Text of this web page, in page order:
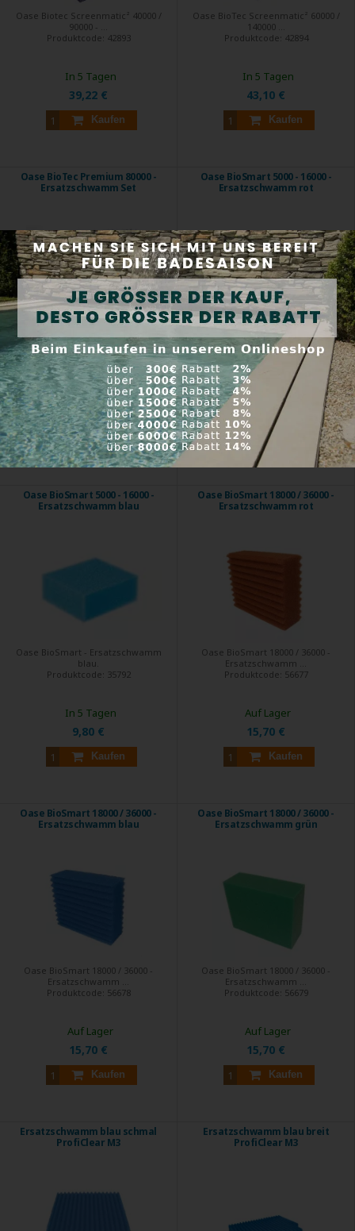
Oase Biotec Screenmatic² 40000 /
90000 - ...
Produktcode: 42893
39,22 €
Kaufen
In 5 Tagen
Oase BioTec Screenmatic² 60000 /
140000 ...
Produktcode: 42894
43,10 €
Kaufen
In 5 Tagen
Oase BioTec Premium 80000 -
Ersatzschwamm Set
Set für ...
Produktcode:40456
166,90 €
Kaufen
In 5 Tagen
Oase BioSmart 5000 - 16000 -
Ersatzschwamm rot
Oase BioSmart - Ersatzschwamm
rot.
Produktcode:35791
9,80 €
Kaufen
In 5 Tagen
Oase BioSmart 5000 - 16000 -
Ersatzschwamm blau
Oase BioSmart - Ersatzschwamm
blau.
Produktcode: 35792
9,80 €
Kaufen
In 5 Tagen
Oase BioSmart 18000 / 36000 -
Ersatzschwamm rot
Oase BioSmart 18000 / 36000 -
Ersatzschwamm ...
Produktcode: 56677
15,70 €
Kaufen
Auf Lager
Oase BioSmart 18000 / 36000 -
Ersatzschwamm blau
Oase BioSmart 18000 / 36000 -
Ersatzschwamm ...
Produktcode: 56678
15,70 €
Kaufen
Auf Lager
Oase BioSmart 18000 / 36000 -
Ersatzschwamm grün
Oase BioSmart 18000 / 36000 -
Ersatzschwamm ...
Produktcode: 56679
15,70 €
Kaufen
Auf Lager
Ersatzschwamm blau schmal
ProfiClear M3
Ersatzschwamm blau breit
ProfiClear M3